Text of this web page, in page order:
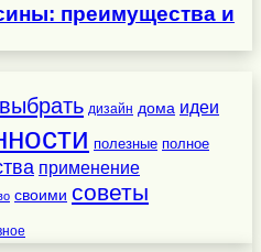
преимущества и
выбрать дизайн дома идеи
полезные полное
применение
своими советы